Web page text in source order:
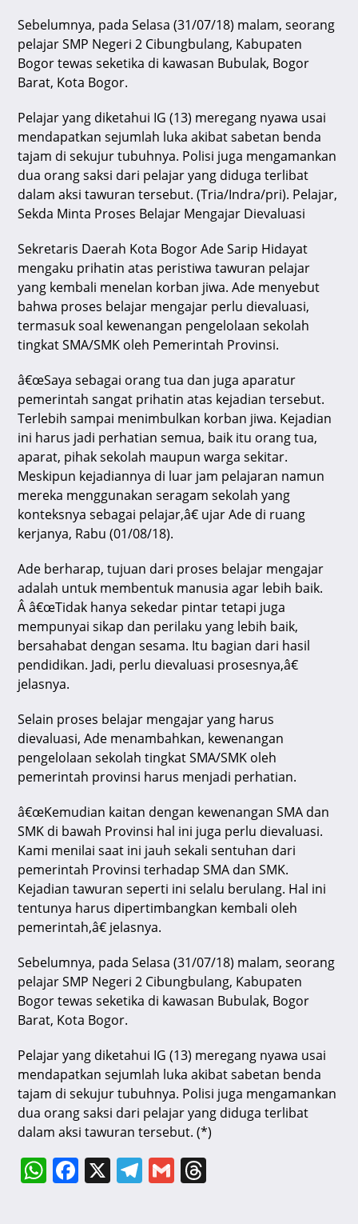
Sebelumnya, pada Selasa (31/07/18) malam, seorang
pelajar SMP Negeri 2 Cibungbulang, Kabupaten
Bogor tewas seketika di kawasan Bubulak, Bogor
Barat, Kota Bogor.
Pelajar yang diketahui IG (13) meregang nyawa usai
mendapatkan sejumlah luka akibat sabetan benda
tajam di sekujur tubuhnya. Polisi juga mengamankan
dua orang saksi dari pelajar yang diduga terlibat
dalam aksi tawuran tersebut. (Tria/Indra/pri). Pelajar,
Sekda Minta Proses Belajar Mengajar Dievaluasi
Sekretaris Daerah Kota Bogor Ade Sarip Hidayat
mengaku prihatin atas peristiwa tawuran pelajar
yang kembali menelan korban jiwa. Ade menyebut
bahwa proses belajar mengajar perlu dievaluasi,
termasuk soal kewenangan pengelolaan sekolah
tingkat SMA/SMK oleh Pemerintah Provinsi.
â€œSaya sebagai orang tua dan juga aparatur
pemerintah sangat prihatin atas kejadian tersebut.
Terlebih sampai menimbulkan korban jiwa. Kejadian
ini harus jadi perhatian semua, baik itu orang tua,
aparat, pihak sekolah maupun warga sekitar.
Meskipun kejadiannya di luar jam pelajaran namun
mereka menggunakan seragam sekolah yang
konteksnya sebagai pelajar,â€ ujar Ade di ruang
kerjanya, Rabu (01/08/18).
Ade berharap, tujuan dari proses belajar mengajar
adalah untuk membentuk manusia agar lebih baik.
Â â€œTidak hanya sekedar pintar tetapi juga
mempunyai sikap dan perilaku yang lebih baik,
bersahabat dengan sesama. Itu bagian dari hasil
pendidikan. Jadi, perlu dievaluasi prosesnya,â€
jelasnya.
Selain proses belajar mengajar yang harus
dievaluasi, Ade menambahkan, kewenangan
pengelolaan sekolah tingkat SMA/SMK oleh
pemerintah provinsi harus menjadi perhatian.
â€œKemudian kaitan dengan kewenangan SMA dan
SMK di bawah Provinsi hal ini juga perlu dievaluasi.
Kami menilai saat ini jauh sekali sentuhan dari
pemerintah Provinsi terhadap SMA dan SMK.
Kejadian tawuran seperti ini selalu berulang. Hal ini
tentunya harus dipertimbangkan kembali oleh
pemerintah,â€ jelasnya.
Sebelumnya, pada Selasa (31/07/18) malam, seorang
pelajar SMP Negeri 2 Cibungbulang, Kabupaten
Bogor tewas seketika di kawasan Bubulak, Bogor
Barat, Kota Bogor.
Pelajar yang diketahui IG (13) meregang nyawa usai
mendapatkan sejumlah luka akibat sabetan benda
tajam di sekujur tubuhnya. Polisi juga mengamankan
dua orang saksi dari pelajar yang diduga terlibat
dalam aksi tawuran tersebut. (*)
W F X T G